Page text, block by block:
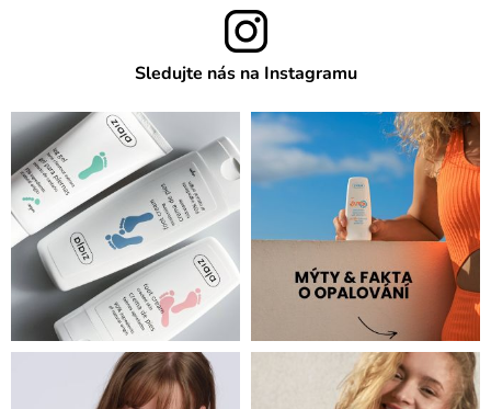
Sledujte nás na Instagramu